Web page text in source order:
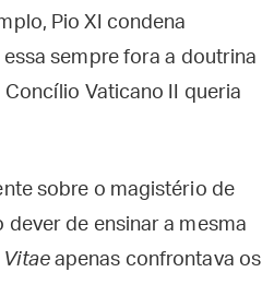
Pio XI condena
sempre fora a doutrina
Vaticano II queria
sobre o magistério de
dever de ensinar a mesma
Vitae apenas confrontava os